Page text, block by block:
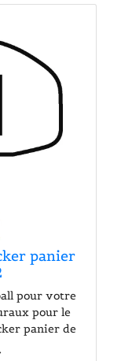
panier
pour votre
pour le
panier de